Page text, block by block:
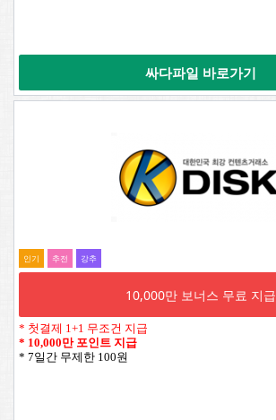
싸다파일 바로가기
인기 추전 강추
10,000만 보너스 무료 지급
* 첫결제 1+1 무조건 지급
* 10,000만 포인트 지급
* 7일간 무제한 100원